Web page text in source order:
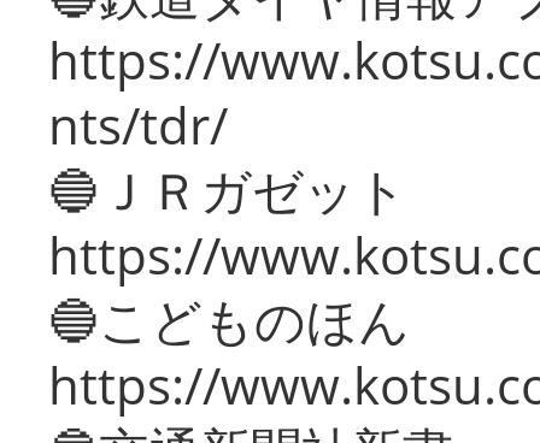
https://
nts/tdr/
🔵ＪＲガゼット
https://
🔵こどものほん
https://